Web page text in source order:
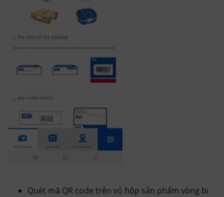
Quét mã QR code trên vỏ hộp sản phẩm vòng bi